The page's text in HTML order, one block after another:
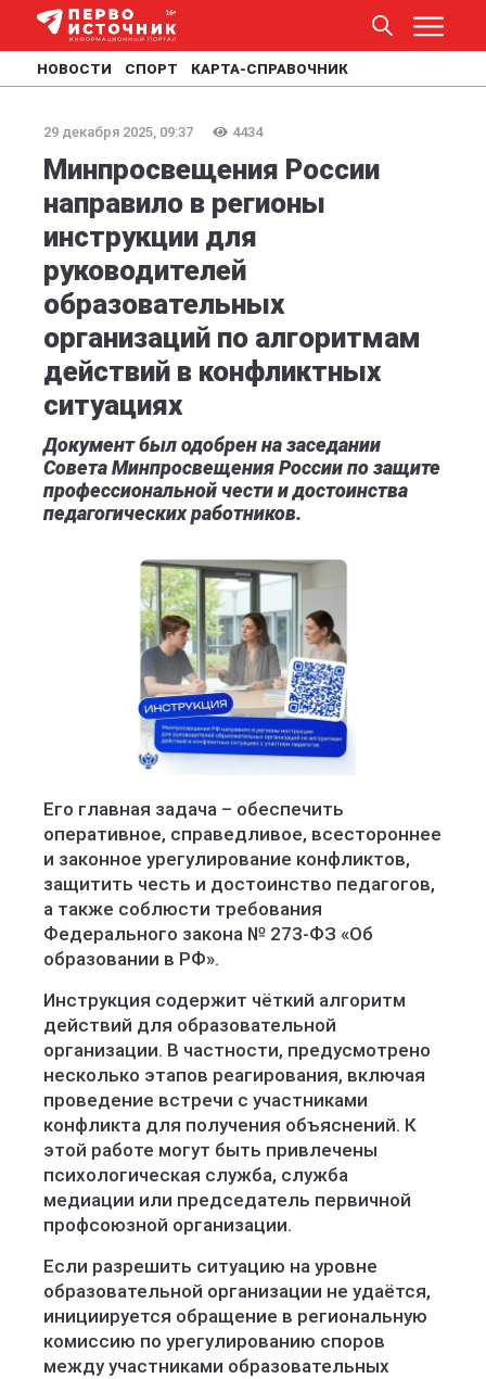
НОВОСТИ СПОРТ КАРТА-СПРАВОЧНИК
29 декабря 2025, 09:37 4434
Минпросвещения России
направило в регионы
инструкции для
руководителей
образовательных
организаций по алгоритмам
действий в конфликтных
ситуациях
Документ был одобрен на заседании
Совета Минпросвещения России по защите
профессиональной чести и достоинства
педагогических работников.
Его главная задача – обеспечить
оперативное, справедливое, всестороннее
и законное урегулирование конфликтов,
защитить честь и достоинство педагогов,
а также соблюсти требования
Федерального закона № 273-ФЗ «Об
образовании в РФ».
Инструкция содержит чёткий алгоритм
действий для образовательной
организации. В частности, предусмотрено
несколько этапов реагирования, включая
проведение встречи с участниками
конфликта для получения объяснений. К
этой работе могут быть привлечены
психологическая служба, служба
медиации или председатель первичной
профсоюзной организации.
Если разрешить ситуацию на уровне
образовательной организации не удаётся,
инициируется обращение в региональную
комиссию по урегулированию споров
между участниками образовательных